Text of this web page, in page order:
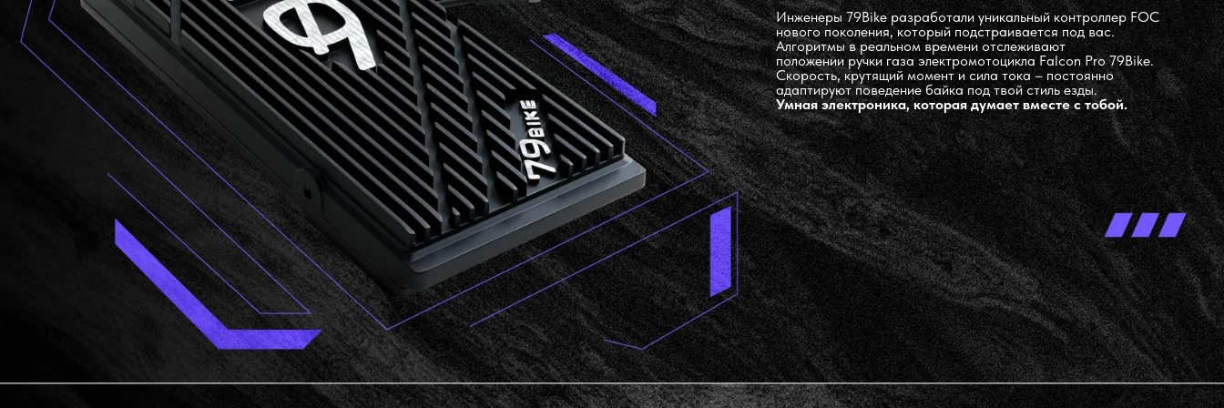
Инженеры 79Bike разработали уникальный контроллер FOC
нового поколения, который подстраивается под вас.
Алгоритмы в реальном времени отслеживают
положении ручки газа электромотоцикла Falcon Pro 79Bike.
Скорость, крутящий момент и сила тока – постоянно
адаптируют поведение байка под твой стиль езды.
Умная электроника, которая думает вместе с тобой.